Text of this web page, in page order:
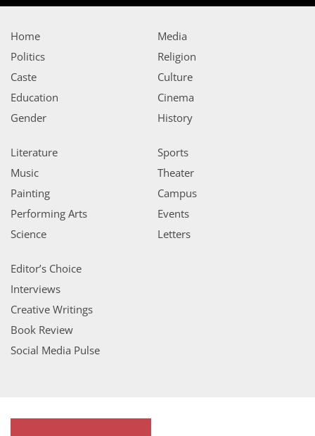
Home
Politics
Caste
Education
Gender
Media
Religion
Culture
Cinema
History
Literature
Music
Painting
Performing Arts
Science
Sports
Theater
Campus
Events
Letters
Editor’s Choice
Interviews
Creative Writings
Book Review
Social Media Pulse